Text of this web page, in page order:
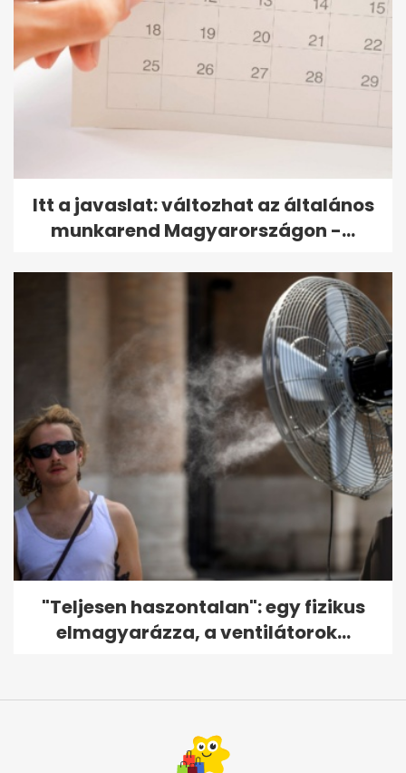
Itt a javaslat: változhat az általános
munkarend Magyarországon -...
"Teljesen haszontalan": egy fizikus
elmagyarázza, a ventilátorok...